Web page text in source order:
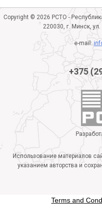
Copyright © 2026 РСТО -
220030, г. Минск,
e-mail:
+375
Использование материалов
указанием авторства и
Terms and